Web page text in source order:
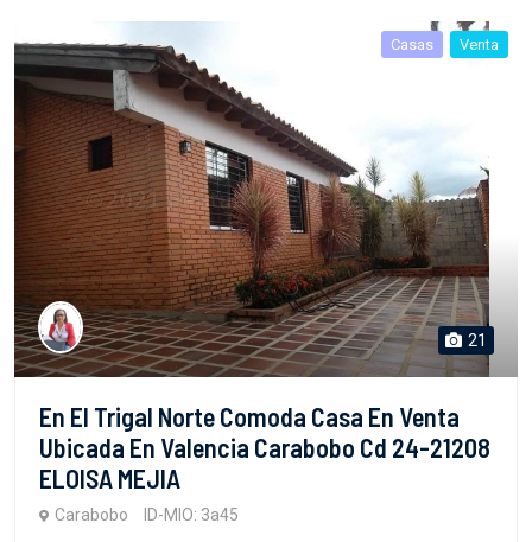
Casas Venta
21
En El Trigal Norte Comoda Casa En Venta
Ubicada En Valencia Carabobo Cd 24-21208
ELOISA MEJIA
Carabobo ID-MIO: 3a45